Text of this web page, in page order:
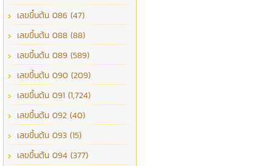
เลขขึ้นต้น 086 (47)
เลขขึ้นต้น 088 (88)
เลขขึ้นต้น 089 (589)
เลขขึ้นต้น 090 (209)
เลขขึ้นต้น 091 (1,724)
เลขขึ้นต้น 092 (40)
เลขขึ้นต้น 093 (15)
เลขขึ้นต้น 094 (377)